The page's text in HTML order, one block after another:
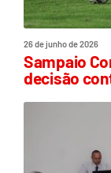
26 de junho de 2026
Sampaio
decisão